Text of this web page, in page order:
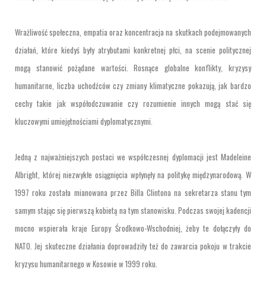
Wrażliwość społeczna, empatia oraz koncentracja na skutkach podejmowanych
działań, które kiedyś były atrybutami konkretnej płci, na scenie politycznej
mogą stanowić pożądane wartości. Rosnące globalne konflikty, kryzysy
humanitarne, liczba uchodźców czy zmiany klimatyczne pokazują, jak bardzo
cechy takie jak współodczuwanie czy rozumienie innych mogą stać się
kluczowymi umiejętnościami dyplomatycznymi.
Jedną z najważniejszych postaci we współczesnej dyplomacji jest Madeleine
Albright, której niezwykłe osiągnięcia wpłynęły na politykę międzynarodową. W
1997 roku została mianowana przez Billa Clintona na sekretarza stanu tym
samym stając się pierwszą kobietą na tym stanowisku. Podczas swojej kadencji
mocno wspierała kraje Europy Środkowo-Wschodniej, żeby te dołączyły do
NATO. Jej skuteczne działania doprowadziły też do zawarcia pokoju w trakcie
kryzysu humanitarnego w Kosowie w 1999 roku.